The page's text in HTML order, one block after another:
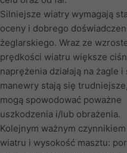
Silniejsze wiatry wymagają
oceny i dobrego
żeglarskiego. Wraz ze
prędkości wiatru większe
naprężenia działają na żagle
manewry stają się
mogą spowodować poważne
uszkodzenia i/lub obrażenia.
Kolejnym ważnym
wiatru i wysokość masztu: